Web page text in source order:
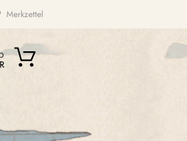
Merkzettel